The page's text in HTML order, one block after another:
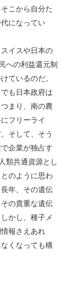
こから自分た
になってい
イスや日本の
への利益還元制
ているのだ。
も日本政府は
まり、南の農
フリーライ
そして、そう
企業が独占す
類共通資源とし
のように思わ
年、その遺伝
の貴重な遺伝
かし、種子メ
報さえあれ
くなっても構